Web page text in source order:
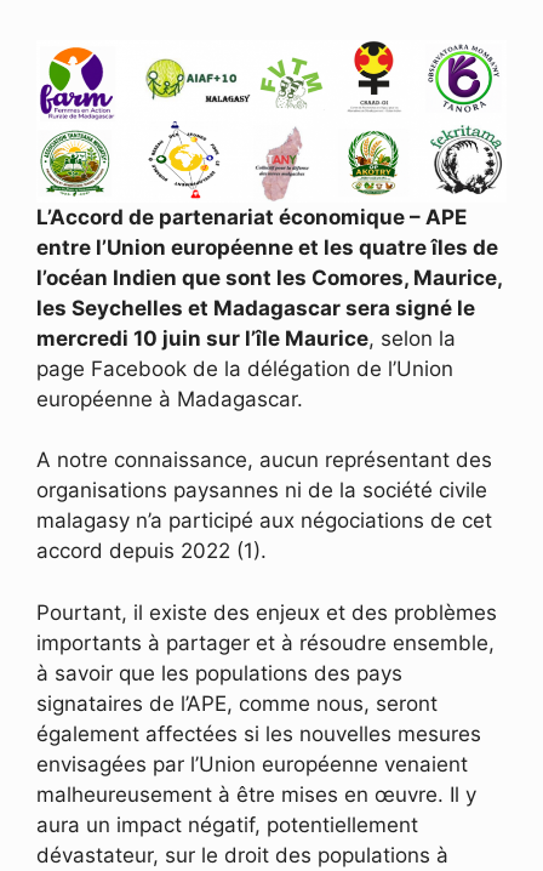
L’Accord de partenariat économique – APE
entre l’Union européenne et les quatre îles de
l’océan Indien que sont les Comores, Maurice,
les Seychelles et Madagascar sera signé le
mercredi 10 juin sur l’île Maurice, selon la
page Facebook de la délégation de l’Union
européenne à Madagascar.
A notre connaissance, aucun représentant des
organisations paysannes ni de la société civile
malagasy n’a participé aux négociations de cet
accord depuis 2022 (1).
Pourtant, il existe des enjeux et des problèmes
importants à partager et à résoudre ensemble,
à savoir que les populations des pays
signataires de l’APE, comme nous, seront
également affectées si les nouvelles mesures
envisagées par l’Union européenne venaient
malheureusement à être mises en œuvre. Il y
aura un impact négatif, potentiellement
dévastateur, sur le droit des populations à